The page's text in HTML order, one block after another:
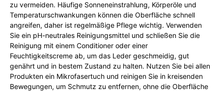
zu vermeiden. Häufige Sonneneinstrahlung, Körperöle und
Temperaturschwankungen können die Oberfläche schnell
angreifen, daher ist regelmäßige Pflege wichtig. Verwenden
Sie ein pH-neutrales Reinigungsmittel und schließen Sie die
Reinigung mit einem Conditioner oder einer
Feuchtigkeitscreme ab, um das Leder geschmeidig, gut
genährt und in bestem Zustand zu halten. Nutzen Sie bei allen
Produkten ein Mikrofasertuch und reinigen Sie in kreisenden
Bewegungen, um Schmutz zu entfernen, ohne die Oberfläche